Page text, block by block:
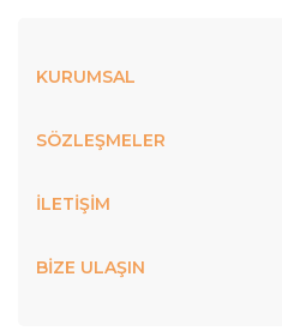
KURUMSAL
SÖZLEŞMELER
İLETİŞİM
BİZE ULAŞIN